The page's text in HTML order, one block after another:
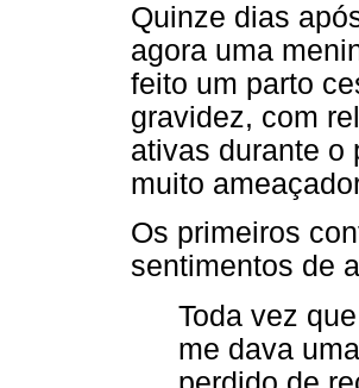
Quinze dias
agora uma
feito um parto
gravidez, com
ativas durante o
muito
Os primeiros
sentimentos de
Toda vez
me dava